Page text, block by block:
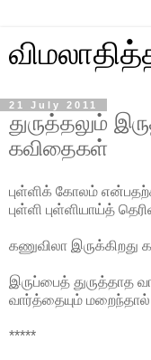
21 July 2011
துருத்தலும்
கவிதைகள்
புள்ளிக் கோலம்
புள்ளி புள்ளியாய்த்
கணுவிலா இருக்கிறது
இருப்பைத் துருத்தாத
வார்த்தையும்
*****